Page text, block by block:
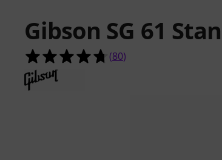
Gibson SG 61
4.7 von 5 Sternen aus
(80)